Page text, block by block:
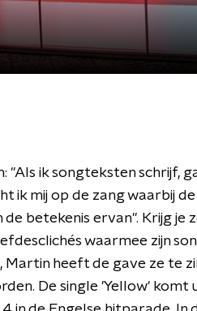
"Als ik songteksten schrijf,
ik mij op de zang waarbij
de betekenis ervan". Krijg je
waarmee zijn
Martin heeft de gave ze te
De single 'Yellow' komt